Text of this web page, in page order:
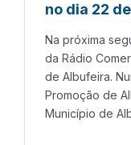
no dia 22
Na próxima
da Rádio
de Albufeira.
Promoção de
Município de